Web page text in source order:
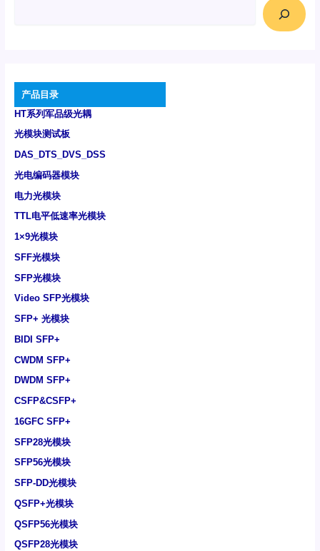
产品目录
HT系列军品级光耦
光模块测试板
DAS_DTS_DVS_DSS
光电编码器模块
电力光模块
TTL电平低速率光模块
1×9光模块
SFF光模块
SFP光模块
Video SFP光模块
SFP+ 光模块
BIDI SFP+
CWDM SFP+
DWDM SFP+
CSFP&CSFP+
16GFC SFP+
SFP28光模块
SFP56光模块
SFP-DD光模块
QSFP+光模块
QSFP56光模块
QSFP28光模块